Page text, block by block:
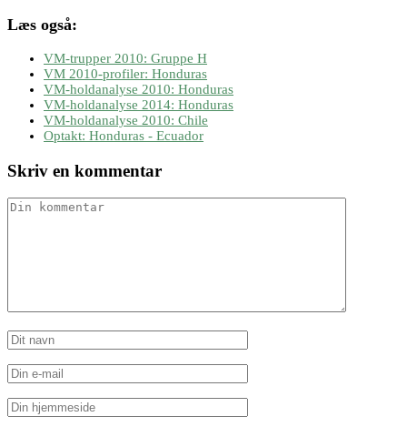
Læs også:
VM-trupper 2010: Gruppe H
VM 2010-profiler: Honduras
VM-holdanalyse 2010: Honduras
VM-holdanalyse 2014: Honduras
VM-holdanalyse 2010: Chile
Optakt: Honduras - Ecuador
Skriv en kommentar